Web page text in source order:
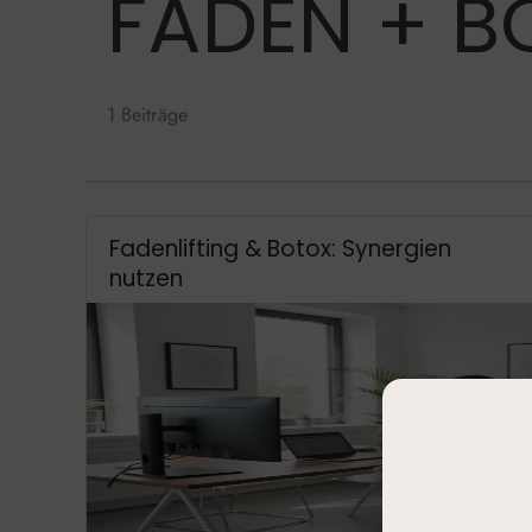
FÄDEN +
1 Beiträge
Fadenlifting & Botox: Synergien
nutzen